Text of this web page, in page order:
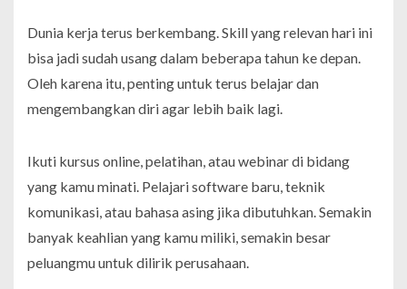
Dunia kerja terus berkembang. Skill yang relevan hari ini
bisa jadi sudah usang dalam beberapa tahun ke depan.
Oleh karena itu, penting untuk terus belajar dan
mengembangkan diri agar lebih baik lagi.
Ikuti kursus online, pelatihan, atau webinar di bidang
yang kamu minati. Pelajari software baru, teknik
komunikasi, atau bahasa asing jika dibutuhkan. Semakin
banyak keahlian yang kamu miliki, semakin besar
peluangmu untuk dilirik perusahaan.